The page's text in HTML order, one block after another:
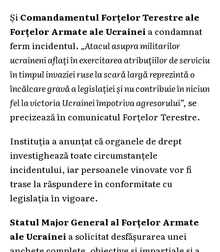
Și Comandamentul Forțelor Terestre ale
Forțelor Armate ale Ucrainei a condamnat
ferm incidentul. „Atacul asupra militarilor
ucraineni aflați în exercitarea atribuțiilor de serviciu
în timpul invaziei ruse la scară largă reprezintă o
încălcare gravă a legislației și nu contribuie în niciun
fel la victoria Ucrainei împotriva agresorului”,se
precizează în comunicatul Forțelor Terestre.
Instituția a anunțat că organele de drept
investighează toate circumstanțele
incidentului, iar persoanele vinovate vor fi
trase la răspundere în conformitate cu
legislația în vigoare.
Statul Major General al Forțelor Armate
ale Ucrainei a solicitat desfășurarea unei